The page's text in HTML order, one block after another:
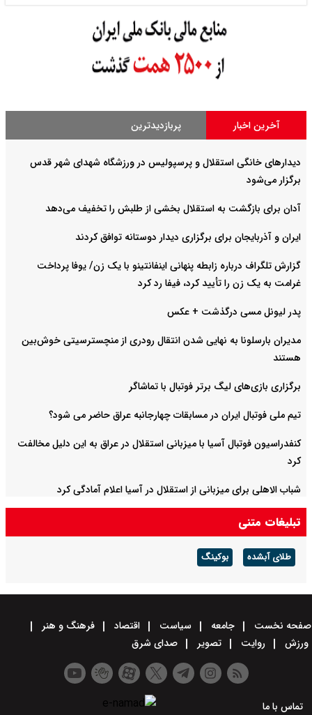
آخرین اخبار پربازدیدترین
دیدارهای خانگی استقلال و پرسپولیس در ورزشگاه شهدای شهر قدس
برگزار می‌شود
آدان برای بازگشت به استقلال بخشی از طلبش را تخفیف می‌دهد
ایران و آذربایجان برای برگزاری دیدار دوستانه توافق کردند
گزارش تلگراف درباره زابطه پنهانی اینفانتینو با یک زن/ یوفا پرداخت
غرامت به یک زن را تأیید کرد، فیفا رد کرد
پدر لیونل مسی درگذشت + عکس
مدیران بارسلونا به نهایی شدن انتقال رودری از منچسترسیتی خوش‌بین
هستند
برگزاری بازی‌های لیگ برتر فوتبال با تماشاگر
تیم ملی فوتبال ایران در مسابقات چهارجانبه عراق حاضر می شود؟
کنفدراسیون فوتبال آسیا با میزبانی استقلال در عراق به این دلیل مخالفت
کرد
شباب الاهلی برای میزبانی از استقلال در آسیا اعلام آمادگی کرد
تبلیغات متنی
طلای آبشده بوکینگ
صفحه نخست جامعه سیاست اقتصاد
فرهنگ و هنر
ورزش
روایت تصویر صدای شرق
تماس با ما